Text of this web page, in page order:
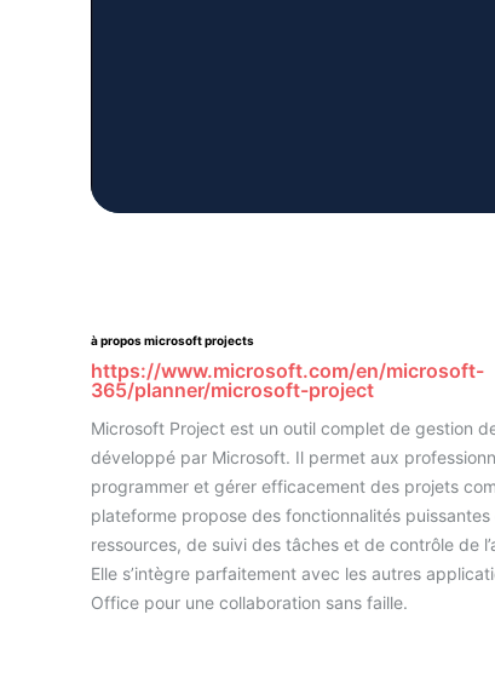
à propos microsoft projects
https://www.microsoft.com/en/microsoft-
365/planner/microsoft-project
Microsoft Project est un outil complet de gestion
développé par Microsoft. Il permet aux
programmer et gérer efficacement des projets
plateforme propose des fonctionnalités puissantes
ressources, de suivi des tâches et de contrôle de
Elle s’intègre parfaitement avec les autres
Office pour une collaboration sans faille.